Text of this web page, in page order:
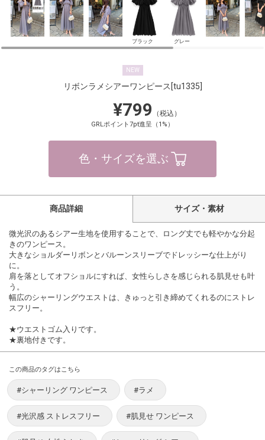
ブラック グレー
NEW
リボンラメシアーワンピース [tu1335]
¥799 （税込）
GRLポイント7pt進呈（1%）
色・サイズを選ぶ
商品詳細 サイズ・素材
微光沢のあるシアー生地を使用することで、ロング丈でも軽やかな分起
きのワンピース。
大きなショルダーリボンとバルーンスリーブでドレッシーな仕上がり
に。
肩を落としてオフショルにすれば、女性らしさを感じられる肌見せも叶
う。
幅広のシャーリングウエストは、きゅっと引き締めてくれるのにストレ
スフリー。
★ウエストゴム入りです。
★裏地付きです。
この商品のタグはこちら
#シャーリング ワンピース #ラメ
#光沢感 ストレスフリー #肌見せ ワンピース